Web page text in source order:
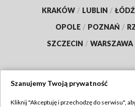
KRAKÓW / LUBLIN / ŁÓDŹ
OPOLE / POZNAŃ /
SZCZECIN / WARSZAWA
Szanujemy Twoją prywatność
Kliknij "Akceptuję i przechodzę do serwisu",